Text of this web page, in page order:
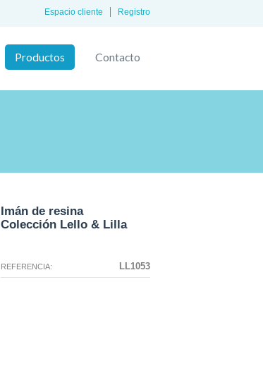
Registro
Espacio cliente
Productos Contacto
Imán de resina
Colección Lello & Lilla
seleccionado no tiene ninguna
REFERENCIA: LL1053